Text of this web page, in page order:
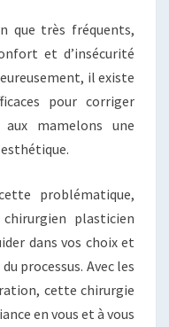
que très fréquents,
et d’insécurité
il existe
pour corriger
mamelons une
problématique,
plasticien
dans vos choix et
processus. Avec les
cette chirurgie
en vous et à vous